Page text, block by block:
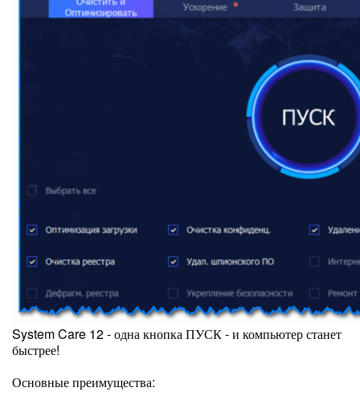
System Care 12 - одна кнопка ПУСК - и компьютер станет
быстрее!
Основные преимущества: